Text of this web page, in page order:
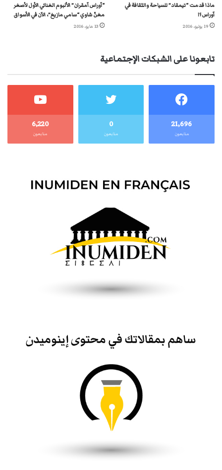
ماذا قدمت “تيمقاد” للسياحة والثقافة في
آوراس ؟!
19 يوليو، 2016
“آوراس آمقران” الألبوم الغنائي الأول لأصغر
مغنّ شاوي “سامي مازيغ”، الآن في الأسواق
13 مايو، 2016
تابعونا على الشبكات الإجتماعية
21٬696
متابعون
0
متابعون
6٬220
متابعون